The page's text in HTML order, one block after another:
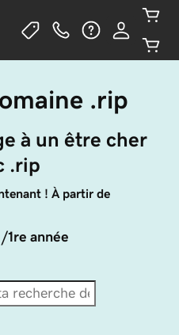
.rip
à un être cher
.rip
! À partir de
/1re année